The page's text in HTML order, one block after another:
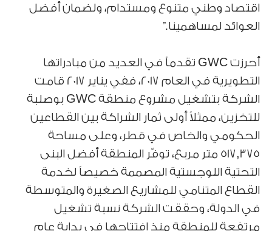
اقتصاد وطني متنوع ومستدام، ولضمان أفضل
العوائد لمساهمينا.”
أحرزت GWC تقدماً في العديد من مبادراتها
التطويرية في العام 2017، ففي يناير 2017 قامت
الشركة بتشغيل مشروع منطقة GWC بوصلبة
للتخزين، ممثلاً أولى ثمار الشراكة بين القطاعين
الحكومي والخاص في قطر، وعلى مساحة
517,375 متر مربع، توفّر المنطقة أفضل البنى
التحتية اللوجستية المصممة خصيصاً لخدمة
القطاع المتنامي للمشاريع الصغيرة والمتوسطة
في الدولة، وحققت الشركة نسبة تشغيل
مرتفعة للمنطقة منذ افتتاحها في بداية عام